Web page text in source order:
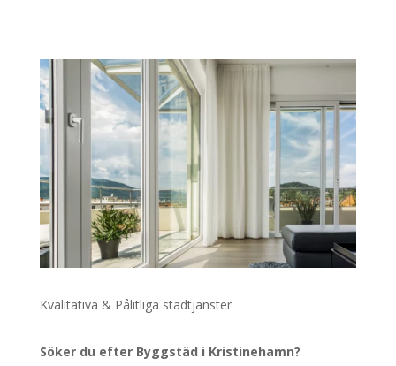
Kvalitativa & Pålitliga städtjänster
Söker du efter Byggstäd i Kristinehamn?